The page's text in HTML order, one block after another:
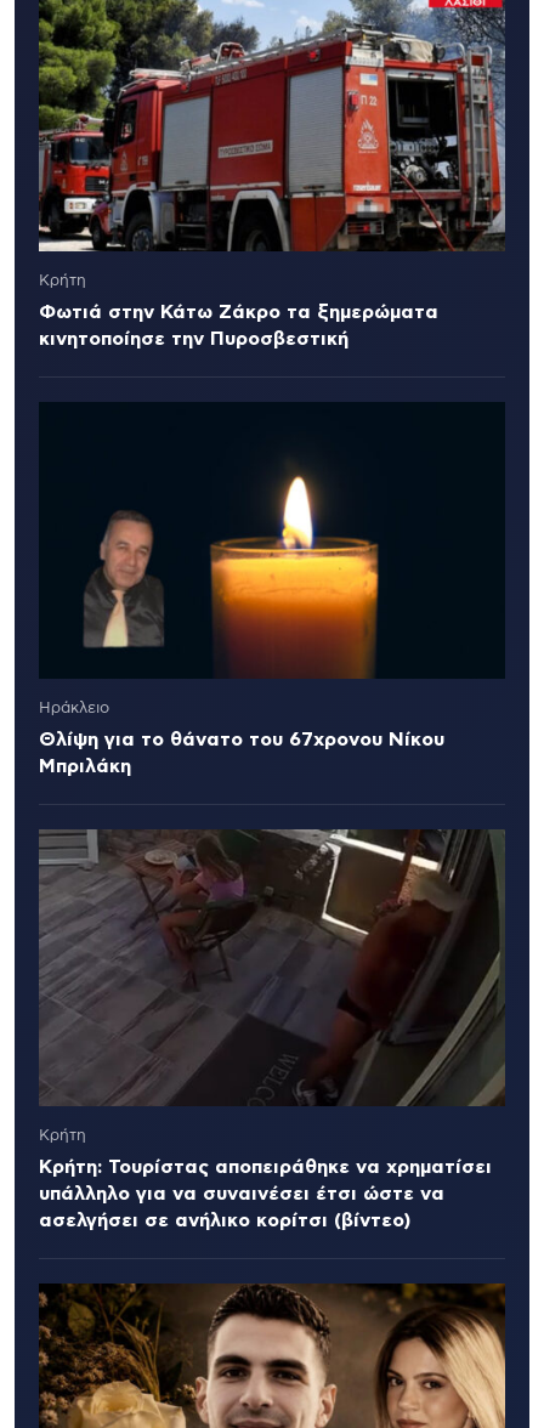
Κρήτη
Φωτιά στην Κάτω Ζάκρο τα ξημερώματα
κινητοποίησε την Πυροσβεστική
Ηράκλειο
Θλίψη για το θάνατο του 67χρονου Νίκου
Μπριλάκη
Κρήτη
Κρήτη: Τουρίστας αποπειράθηκε να χρηματίσει
υπάλληλο για να συναινέσει έτσι ώστε να
ασελγήσει σε ανήλικο κορίτσι (βίντεο)